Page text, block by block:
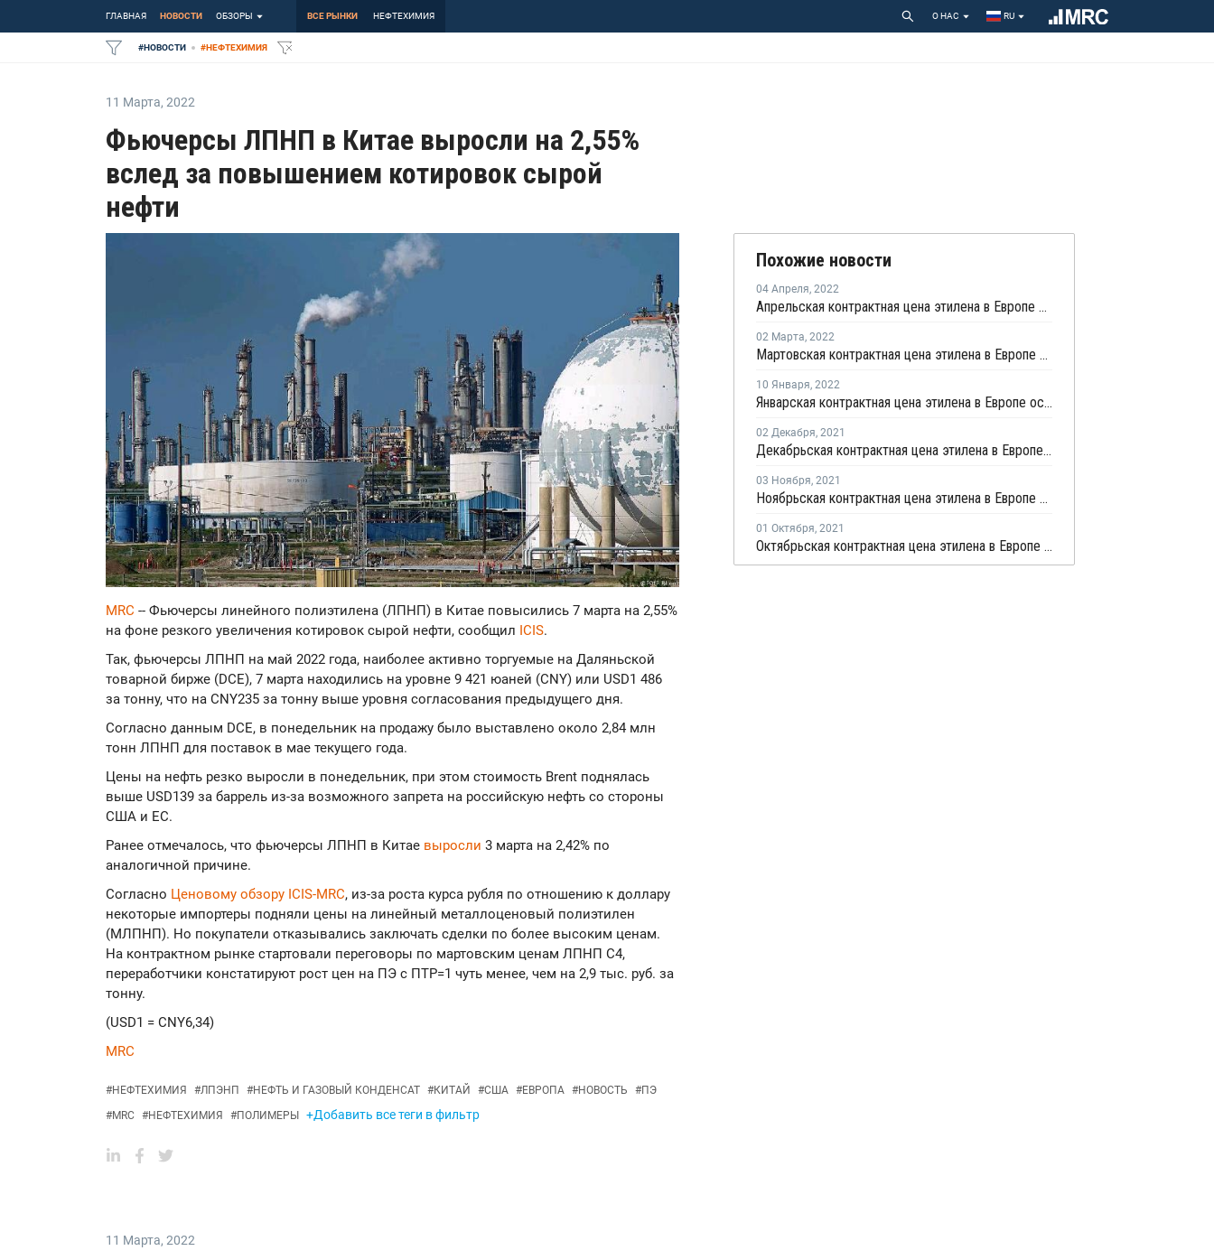
ГЛАВНАЯ НОВОСТИ ОБЗОРЫ ВСЕ РЫНКИ НЕФТЕХИМИЯ О НАС RU
#НОВОСТИ #НЕФТЕХИМИЯ
11 Марта, 2022
Фьючерсы ЛПНП в Китае выросли на 2,55%
вслед за повышением котировок сырой
нефти
MRC -- Фьючерсы линейного полиэтилена (ЛПНП) в Китае повысились 7 марта на 2,55%
на фоне резкого увеличения котировок сырой нефти, сообщил ICIS.
Так, фьючерсы ЛПНП на май 2022 года, наиболее активно торгуемые на Даляньской
товарной бирже (DCE), 7 марта находились на уровне 9 421 юаней (CNY) или USD1 486
за тонну, что на CNY235 за тонну выше уровня согласования предыдущего дня.
Согласно данным DCE, в понедельник на продажу было выставлено около 2,84 млн
тонн ЛПНП для поставок в мае текущего года.
Цены на нефть резко выросли в понедельник, при этом стоимость Brent поднялась
выше USD139 за баррель из-за возможного запрета на российскую нефть со стороны
США и ЕС.
Ранее отмечалось, что фьючерсы ЛПНП в Китае выросли 3 марта на 2,42% по
аналогичной причине.
Согласно Ценовому обзору ICIS-MRC, из-за роста курса рубля по отношению к доллару
некоторые импортеры подняли цены на линейный металлоценовый полиэтилен
(МЛПНП). Но покупатели отказывались заключать сделки по более высоким ценам.
На контрактном рынке стартовали переговоры по мартовским ценам ЛПНП С4,
переработчики констатируют рост цен на ПЭ с ПТР=1 чуть менее, чем на 2,9 тыс. руб. за
тонну.
(USD1 = CNY6,34)
MRC
#НЕФТЕХИМИЯ #ЛПЭНП #НЕФТЬ И ГАЗОВЫЙ КОНДЕНСАТ #КИТАЙ #США #ЕВРОПА #НОВОСТЬ #ПЭ
#MRC #НЕФТЕХИМИЯ #ПОЛИМЕРЫ +Добавить все теги в фильтр
Похожие новости
04 Апреля, 2022
Апрельская контрактная цена этилена в Европе выросла на EUR230 за тонну
02 Марта, 2022
Мартовская контрактная цена этилена в Европе выросла на EUR95 за тонну
10 Января, 2022
Январская контрактная цена этилена в Европе осталась на уровне декабря
02 Декабря, 2021
Декабрьская контрактная цена этилена в Европе снизилась на EUR10 за тонну
03 Ноября, 2021
Ноябрьская контрактная цена этилена в Европе выросла на EUR92,5 за тонну
01 Октября, 2021
Октябрьская контрактная цена этилена в Европе выросла на EUR25 за тонну
11 Марта, 2022